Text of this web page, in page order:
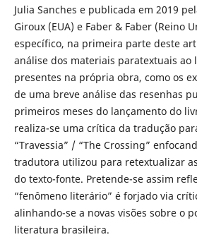
Julia Sanches e publicada em 2019
Giroux (EUA) e Faber & Faber (Reino
específico, na primeira parte deste
análise dos materiais paratextuais ao
presentes na própria obra, como os
de uma breve análise das resenhas
primeiros meses do lançamento do
realiza-se uma crítica da tradução
“Travessia” / “The Crossing”
tradutora utilizou para retextualizar
do texto-fonte. Pretende-se assim
“fenômeno literário” é forjado via
alinhando-se a novas visões sobre o
literatura brasileira.